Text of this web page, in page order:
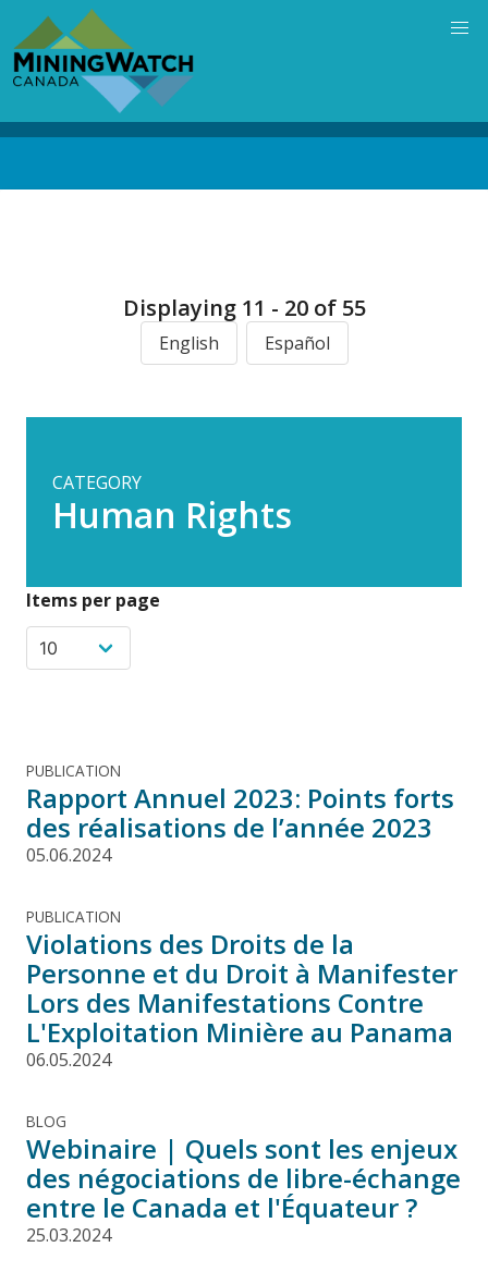
main
content
Displaying 11 - 20 of 55
English Español
CATEGORY
Human Rights
Items per page
PUBLICATION
Rapport Annuel 2023: Points forts
des réalisations de l’année 2023
05.06.2024
PUBLICATION
Violations des Droits de la
Personne et du Droit à Manifester
Lors des Manifestations Contre
L'Exploitation Minière au Panama
06.05.2024
BLOG
Webinaire | Quels sont les enjeux
des négociations de libre-échange
entre le Canada et l'Équateur ?
25.03.2024